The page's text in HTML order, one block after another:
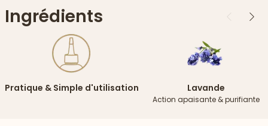
Ingrédients Précédent
Pratique & Simple d'utilisation Lavande
Action apaisante & purifiante